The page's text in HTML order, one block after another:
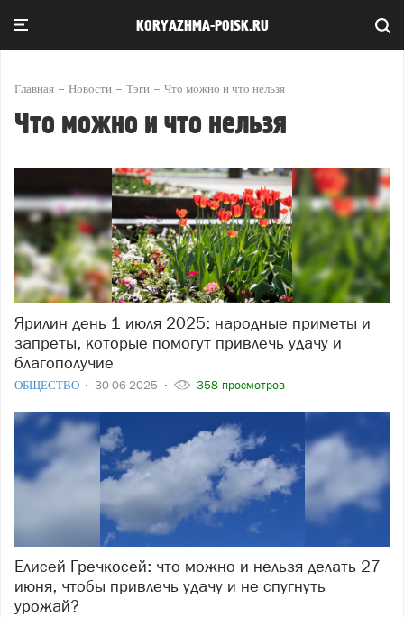
KORYAZHMA-POISK.RU
Главная Новости Тэги Что можно и что нельзя
Что можно и что нельзя
Ярилин день 1 июля 2025: народные приметы и
запреты, которые помогут привлечь удачу и
благополучие
ОБЩЕСТВО 30-06-2025 358 просмотров
Елисей Гречкосей: что можно и нельзя делать 27
июня, чтобы привлечь удачу и не спугнуть
урожай?